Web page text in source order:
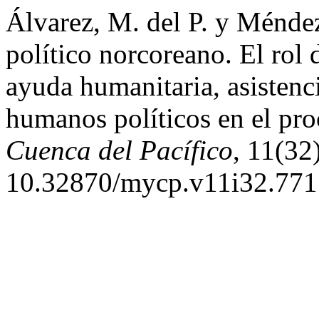
Álvarez, M. del P. y
político norcoreano. El rol
ayuda humanitaria,
humanos políticos en el
Cuenca del Pacífico,
10.32870/